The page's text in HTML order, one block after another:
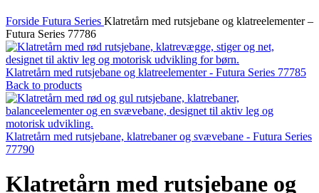
Forside Futura Series Klatretårn med rutsjebane og klatreelementer –
Futura Series 77786
Klatretårn med rutsjebane og klatreelementer - Futura Series 77785
Back to products
Klatretårn med rutsjebane, klatrebaner og svævebane - Futura Series
77790
Klatretårn med rutsjebane og